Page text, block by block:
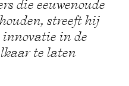
die eeuwenoude
streeft hij
in de
te laten